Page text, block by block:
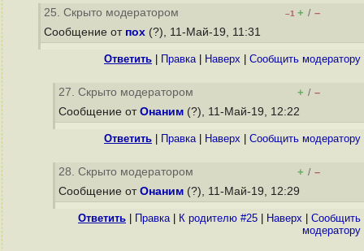
25. Скрыто модератором –1 + / –
Сообщение от пох (?), 11-Май-19, 11:31
Ответить Правка| Наверх Cообщить модератору
27. Скрыто модератором + / –
Сообщение от Онаним (?), 11-Май-19, 12:22
Ответить Правка| Наверх Cообщить модератору
28. Скрыто модератором + / –
Сообщение от Онаним (?), 11-Май-19, 12:29
Ответить Правка| К родителю #25 Наверх
Cообщить
модератору